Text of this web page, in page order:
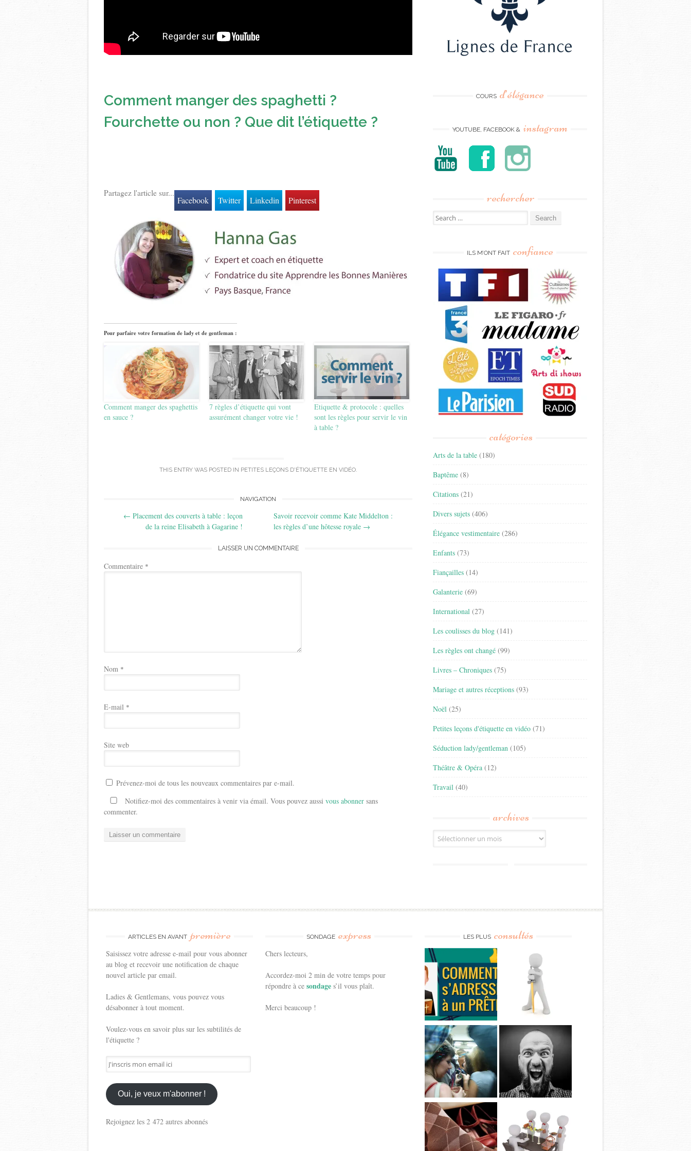
Comment manger des spaghetti ?
Fourchette ou non ? Que dit l’étiquette ?
Partagez l'article sur...
Facebook Twitter Linkedin Pinterest
Pour parfaire votre formation de lady et de gentleman :
Comment manger des spaghettis
en sauce ?
7 règles d’étiquette qui vont
assurément changer votre vie !
Etiquette & protocole : quelles
sont les règles pour servir le vin
à table ?
THIS ENTRY WAS POSTED IN PETITES LEÇONS D'ÉTIQUETTE EN VIDÉO.
navigation
NAVIGATION
← Placement des couverts à table : leçon
de la reine Elisabeth à Gagarine !
Savoir recevoir comme Kate Middelton :
les règles d’une hôtesse royale →
LAISSER UN COMMENTAIRE
Commentaire *
Nom *
E-mail *
Site web
Prévenez-moi de tous les nouveaux commentaires par e-mail.
Notifiez-moi des commentaires à venir via émail. Vous pouvez aussi vous abonner sans
commenter.
COURS d’élégance
YOUTUBE, FACEBOOK & instagram
rechercher
Search
for:
ILS M’ONT FAIT confiance
catégories
Arts de la table (180)
Baptême (8)
Citations (21)
Divers sujets (406)
Élégance vestimentaire (286)
Enfants (73)
Fiançailles (14)
Galanterie (69)
International (27)
Les coulisses du blog (141)
Les règles ont changé (99)
Livres – Chroniques (75)
Mariage et autres réceptions (93)
Noël (25)
Petites leçons d'étiquette en vidéo (71)
Séduction lady/gentleman (105)
Théâtre & Opéra (12)
Travail (40)
archives
Archives
ARTICLES EN AVANT première
Saisissez votre adresse e-mail pour vous abonner
au blog et recevoir une notification de chaque
nouvel article par email.
Ladies & Gentlemans, vous pouvez vous
désabonner à tout moment.
Voulez-vous en savoir plus sur les subtilités de
l'étiquette ?
J'inscris
mon
email
ici
Oui, je veux m'abonner !
Rejoignez les 2 472 autres abonnés
SONDAGE express
Chers lecteurs,
Accordez-moi 2 min de votre temps pour
répondre à cesondages’il vous plaît.
Merci beaucoup !
LES PLUS consultés